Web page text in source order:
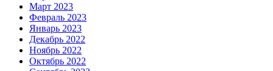
Март 2023
Февраль 2023
Январь 2023
Декабрь 2022
Ноябрь 2022
Октябрь 2022